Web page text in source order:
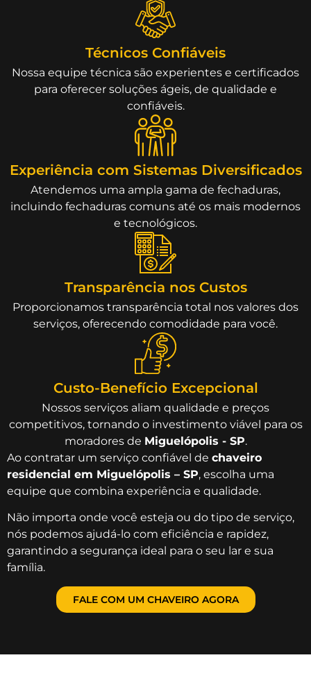
Técnicos Confiáveis
Nossa equipe técnica são experientes e certificados
para oferecer soluções ágeis, de qualidade e
confiáveis.
Experiência com Sistemas Diversificados
Atendemos uma ampla gama de fechaduras,
incluindo fechaduras comuns até os mais modernos
e tecnológicos.
Transparência nos Custos
Proporcionamos transparência total nos valores dos
serviços, oferecendo comodidade para você.
Custo-Benefício Excepcional
Nossos serviços aliam qualidade e preços
competitivos, tornando o investimento viável para os
moradores de Miguelópolis - SP.
Ao contratar um serviço confiável de chaveiro
residencial em Miguelópolis – SP, escolha uma
equipe que combina experiência e qualidade.
Não importa onde você esteja ou do tipo de serviço,
nós podemos ajudá-lo com eficiência e rapidez,
garantindo a segurança ideal para o seu lar e sua
família.
FALE COM UM CHAVEIRO AGORA